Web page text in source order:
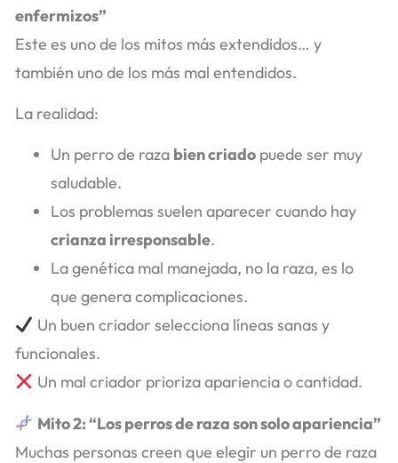
enfermizos”
Este es uno de los mitos más extendidos… y
también uno de los más mal entendidos.
La realidad:
Un perro de raza bien criado puede ser muy
saludable.
Los problemas suelen aparecer cuando hay
crianza irresponsable.
La genética mal manejada, no la raza, es lo
que genera complicaciones.
Un buen criador selecciona líneas sanas y
funcionales.
Un mal criador prioriza apariencia o cantidad.
Mito 2: “Los perros de raza son solo apariencia”
Muchas personas creen que elegir un perro de raza